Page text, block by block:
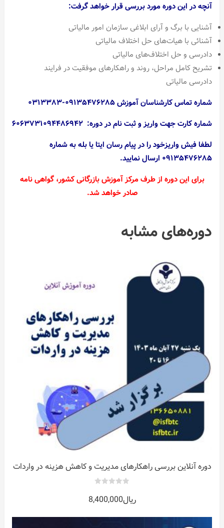
آنچه در این دوره مورد بررسی قرار خواهد گرفت:
آشنایی با برگ و آرای ابلاغی سازمان امور مالیاتی
آشنائی با هیات‌های حل اختلاف مالیاتی
دادرسی و حل اختلاف‌های مالیاتی
تشریح کامل مراحل، روند و راهکارهای موفقیت در فرایند
دادرسی مالیاتی
شماره تماس کارشناسان آموزش ۰۹۱۳۵۴۷۶۲۸۵-۰۳۱۳۳۸۳
شماره کارت جهت واریز و ثبت نام در دوره: ۶۰۶۳۷۳۱۰۹۴۴۸۶۹۴۲
لطفا فیش واریزخود را در پیام رسان ایتا یا بله به شماره
۰۹۱۳۵۴۷۶۲۸۵ ارسال نمایید.
برای این دوره از طرف مرکز آموزش بازرگانی کشور،‌ گواهی نامه
صادر خواهد شد.
دوره‌های مشابه
دوره آنلاین بررسی راهکارهای مدیریت و کاهش هزینه در واردات
out
of
ریال8,400,000